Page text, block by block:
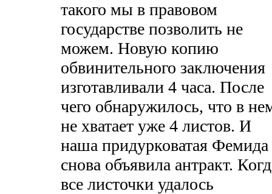
такого мы в правовом
государстве позволить не
можем. Новую копию
обвинительного заключения
изготавливали 4 часа. После
чего обнаружилось, что в
не хватает уже 4 листов. И
наша придурковатая Фемида
снова объявила антракт.
все листочки удалось